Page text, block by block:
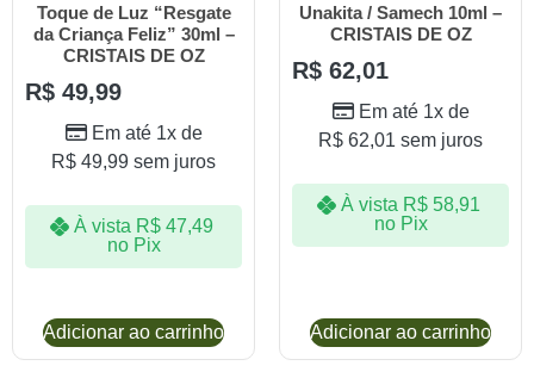
Toque de Luz “Resgate
da Criança Feliz” 30ml –
CRISTAIS DE OZ
R$ 49,99
Em até 1x de
R$ 49,99 sem juros
À vista R$47,49
no Pix
Adicionar ao carrinho
Unakita / Samech 10ml –
CRISTAIS DE OZ
R$ 62,01
Em até 1x de
R$ 62,01 sem juros
À vista R$58,91
no Pix
Adicionar ao carrinho